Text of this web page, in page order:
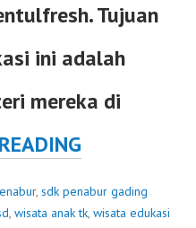
Tujuan
ini adalah
mereka di
PENABUR
, sdk penabur gading
, wisata anak tk, wisata edukasi